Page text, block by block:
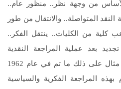
من وجهة نظر.. منظور عام..
المتواصلة.. والانتقال من طور
كلية من الكليات.. ينتقل الفكر..
بعد عملية المراجعة النقدية
والاستيعاب لما مضى..، أوضح مثال على ذلك ما تم في عام 1962
المراجعة الفكرية والسياسية